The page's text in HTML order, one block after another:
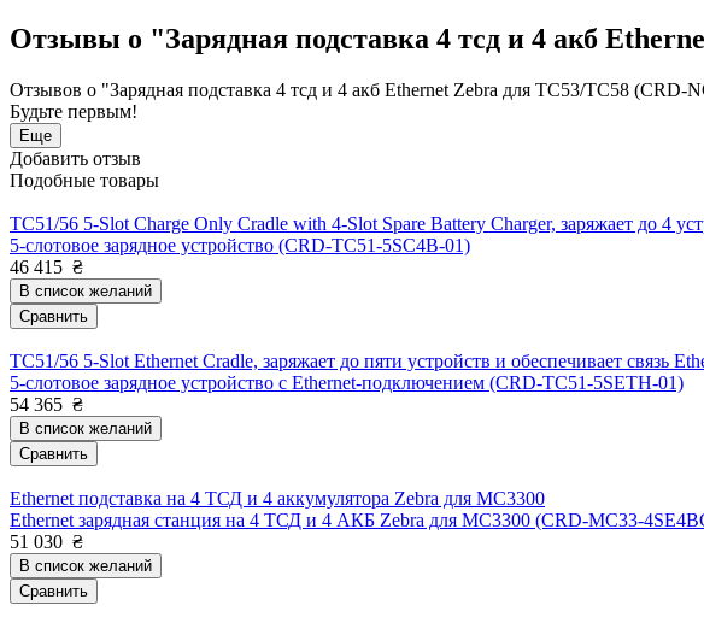
Отзывы о "Зарядная подставка 4 тсд и 4 акб
Отзывов о "Зарядная подставка 4 тсд и 4 акб Ethernet Zebra для TC53/TC58 (CRD-
Будьте первым!
Еще
Добавить отзыв
Подобные товары
TC51/56 5-Slot Charge Only Cradle with 4-Slot Spare Battery Charger, заряжает до 4
5-слотовое зарядное устройство (CRD-TC51-5SC4B-01)
46 415 ₴
В список желаний
Сравнить
TC51/56 5-Slot Ethernet Cradle, заряжает до пяти устройств и обеспечивает связь
5-слотовое зарядное устройство с Ethernet-подключением (CRD-TC51-5SETH-01)
54 365 ₴
В список желаний
Сравнить
Ethernet подставка на 4 ТСД и 4 аккумулятора Zebra для MC3300
Ethernet зарядная станция на 4 ТСД и 4 АКБ Zebra для MC3300 (CRD-MC33-
51 030 ₴
В список желаний
Сравнить